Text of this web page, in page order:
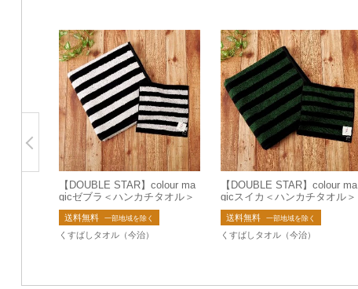
【DOUBLE STAR】colour ma
gicゼブラ＜ハンカチタオル＞
【日本製】【今治タオル】
【ジャガード】
送料無料 一部地域を除く
くすばしタオル（今治）
【DOUBLE STAR】colour ma
gicスイカ＜ハンカチタオル＞
【日本製】【今治タオル】
【ジャガード】
送料無料 一部地域を除く
くすばしタオル（今治）